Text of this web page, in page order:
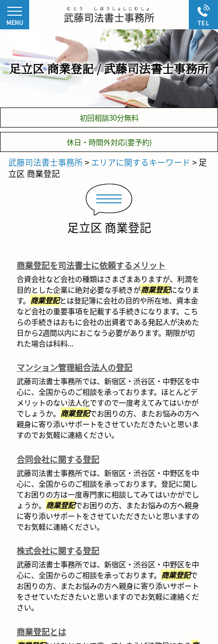
足立区 商業登記 / 武藤司法書士事務所
初回相談30分無料
休日・時間外対応(要予約)
武藤司法書士事務所> エリアに関するキーワード > 足
立区 商業登記
足立区 商業登記
商業登記を司法書士に依頼するメリット
合資会社など会社の種類はさまざまありますが、利潤を
目的とした企業に絶対必要な手続きが商業登記になりま
す。 商業登記とは登記簿に会社の目的や所在地、資本金
など会社の重要事項を記載する手続きになります。こち
らの手続きはおもに会社の出資者である発起人が決めた
日から2週間以内におこなう必要があります。期限が切
れた場合は科料...
マンション管理組合法人の登記
武藤司法書士事務所では、新宿区・渋谷区・中野区を中
心に、全国からのご相談を承っております。ほとんどデ
メリットのない法人化ですので一度考えてみてはいかが
でしょうか。 商業登記でお困りの方、またお悩みの方へ
親身に寄り添いサポートをさせていただきたいと思いま
すのでお気軽に連絡ください。
合同会社に関する登記
武藤司法書士事務所では、新宿区・渋谷区・中野区を中
心に、全国からのご相談を承っております。登記に関し
てお困りの方は一度専門家に相談してみてはいかがでし
ょうか。 商業登記でお困りの方、またお悩みの方へ親身
に寄り添いサポートをさせていただきたいと思いますの
でお気軽に連絡ください。
株式会社に関する登記
武藤司法書士事務所では、新宿区・渋谷区・中野区を中
心に、全国からのご相談を承っております。 商業登記で
お困りの方、またお悩みの方へ親身に寄り添いサポート
をさせていただきたいと思いますのでお気軽に連絡くだ
さい。
商業登記とは